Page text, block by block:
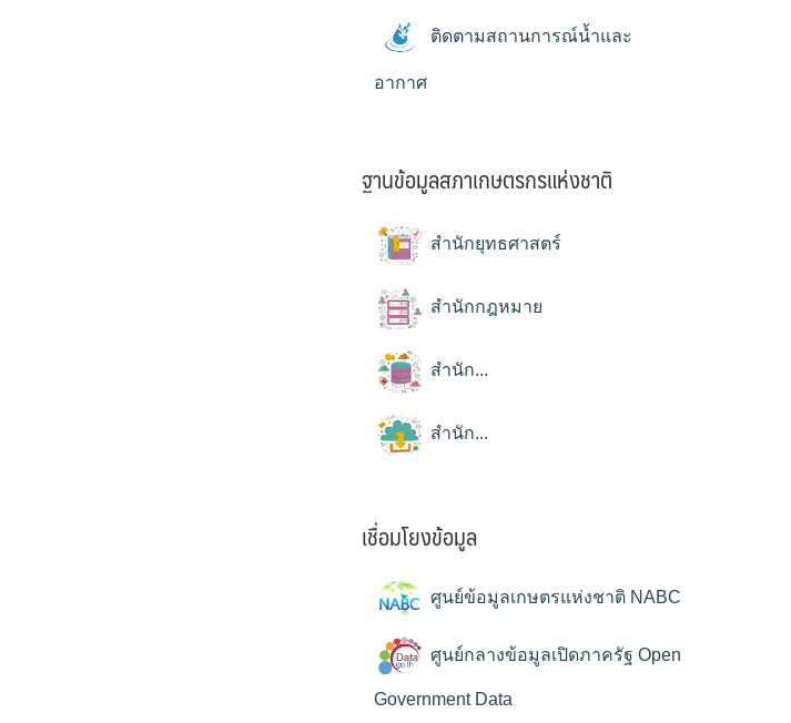
ติดตามสถานการณ์น้ำและ
อากาศ
ฐานข้อมูลสภาเกษตรกรแห่งชาติ
สำนักยุทธศาสตร์
สำนักกฎหมาย
สำนัก...
สำนัก...
เชื่อมโยงข้อมูล
ศูนย์ข้อมูลเกษตรแห่งชาติ NABC
ศูนย์กลางข้อมูลเปิดภาครัฐ Open
Government Data